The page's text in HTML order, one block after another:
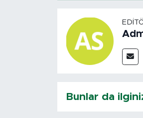
Bunlar da